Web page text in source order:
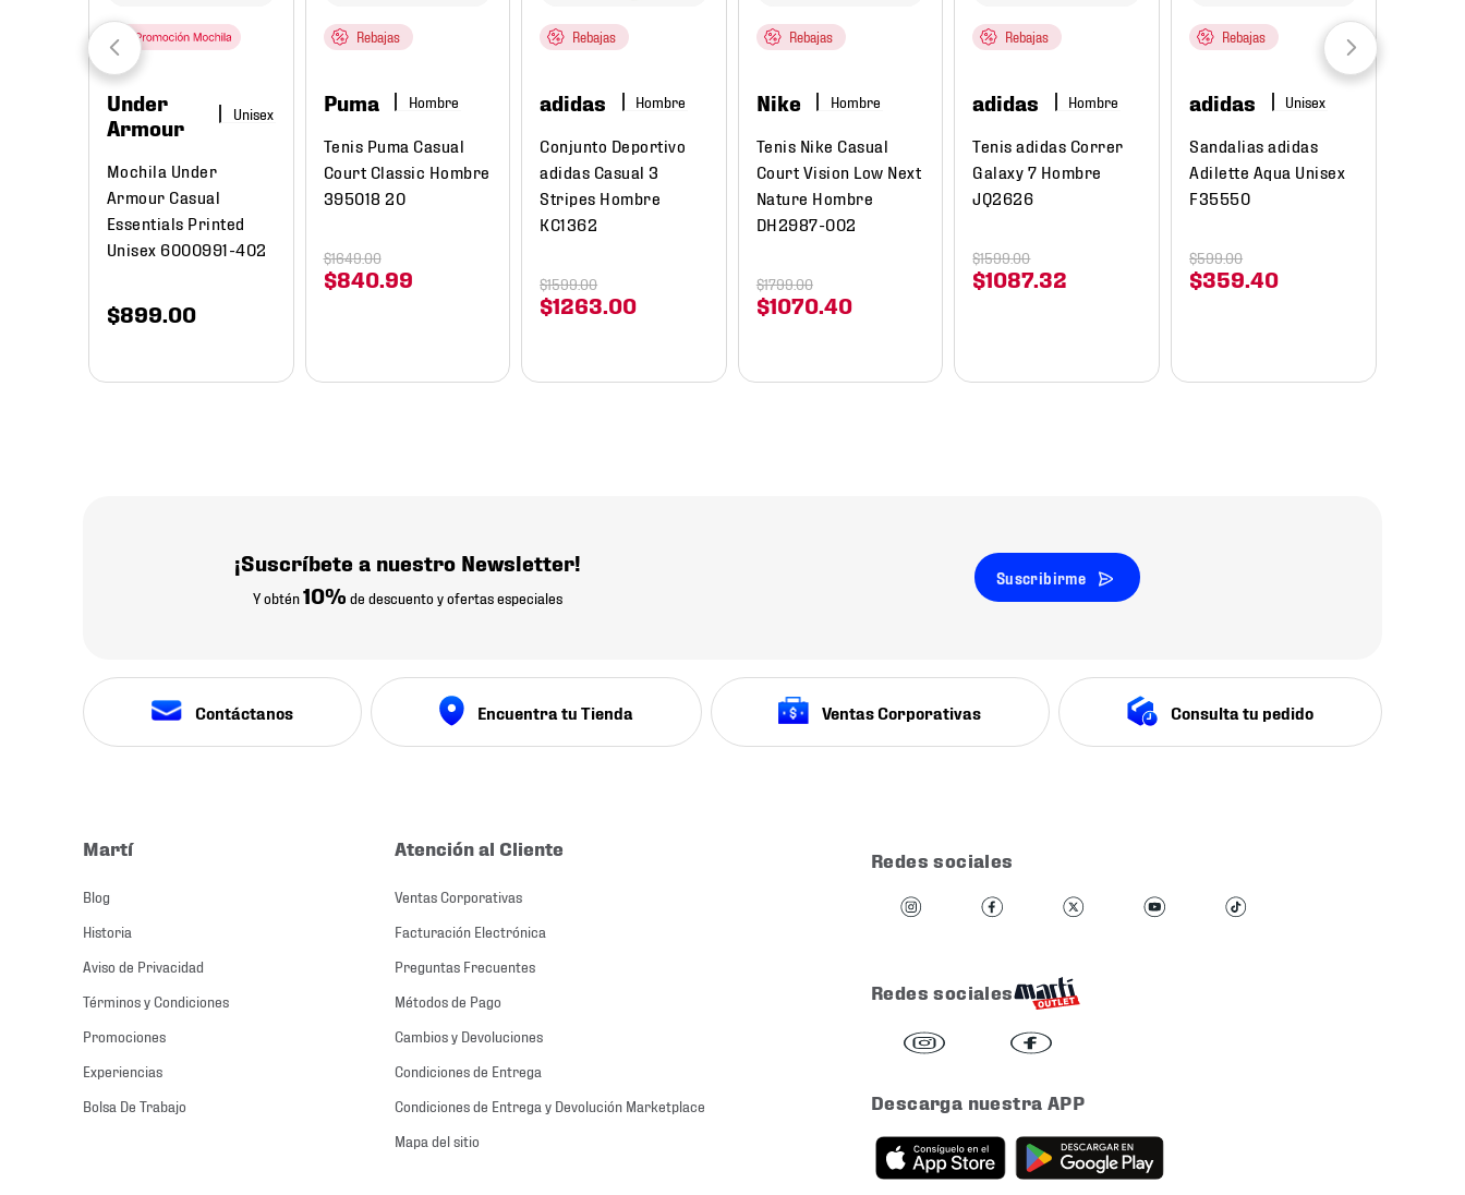
Under
Armour
Mochila Under
Armour Casual
Essentials Printed
Unisex 6000991-402
$899 00
Rebajas
Puma Hombre
Tenis Puma Casual
Court Classic Hombre
395018 20
$840. 99
$1649.00
Rebajas
adidas Hombre
Conjunto Deportivo
adidas Casual 3
Stripes Hombre
KC1362
$1263 00
$1599.00
Rebajas
Nike Hombre
Tenis Nike Casual
Court Vision Low Next
Nature Hombre
DH2987-002
$1070. 40
$1799.00
Rebajas
adidas Hombre
Tenis adidas Correr
Galaxy 7 Hombre
JQ2626
$1087 32
$1599.00
Rebajas
adidas
Sandalias adidas
Adilette Aqua Unisex
F35550
$359 .40
$599.00
¡Suscríbete a nuestro Newsletter!
Y obtén10% de descuento y ofertas especiales
Suscribirme
Contáctanos Encuentra tu Tienda Ventas Corporativas Consulta tu pedido
Martí
Blog
Historia
Aviso de Privacidad
Términos y Condiciones
Promociones
Experiencias
Bolsa De Trabajo
Atención al Cliente
Ventas Corporativas
Facturación Electrónica
Preguntas Frecuentes
Métodos de Pago
Cambios y Devoluciones
Condiciones de Entrega
Condiciones de Entrega y Devolución Marketplace
Mapa del sitio
Redes sociales
Redes sociales
Descarga nuestra APP